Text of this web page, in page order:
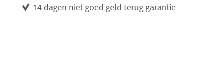
14 dagen niet goed geld terug garantie